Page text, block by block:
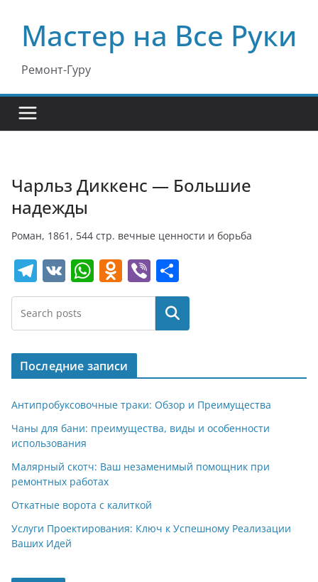
содержимому
Мастер на Все Руки
Ремонт-Гуру
Чарльз Диккенс — Большие
надежды
Роман, 1861, 544 стр. вечные ценности и борьба
T
el
e
gr
a
m
V
K
W
h
s
A
p
p
O
d
o
kl
a
ss
ni
Vi
b
er
т
п
р
в
и
т
Поиск
Последние записи
Антипробуксовочные траки: Обзор и Преимущества
Чаны для бани: преимущества, виды и особенности
использования
Малярный скотч: Ваш незаменимый помощник при
ремонтных работах
Откатные ворота с калиткой
Услуги Проектирования: Ключ к Успешному Реализации
Ваших Идей